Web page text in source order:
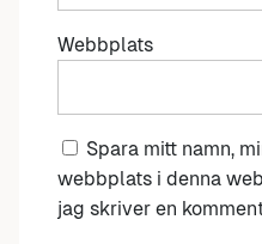
Webbplats
Spara mitt namn,
webbplats i denna
jag skriver en